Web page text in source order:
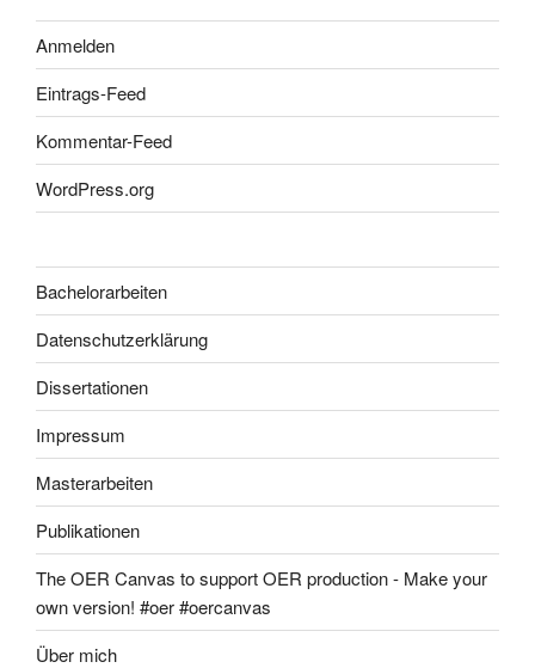
Anmelden
Eintrags-Feed
Kommentar-Feed
WordPress.org
Bachelorarbeiten
Datenschutzerklärung
Dissertationen
Impressum
Masterarbeiten
Publikationen
The OER Canvas to support OER production - Make your
own version! #oer #oercanvas
Über mich